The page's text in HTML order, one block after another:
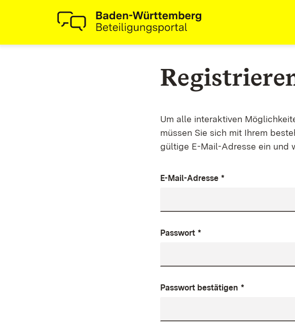
Um alle interaktiven
müssen Sie sich mit Ihrem
gültige E-Mail-Adresse ein und
E-Mail-Adresse *
Passwort *
Passwort bestätigen *